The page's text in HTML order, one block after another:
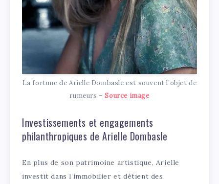
La fortune de Arielle Dombasle est souvent l’objet de
rumeurs –Source image
Investissements et engagements
philanthropiques de Arielle Dombasle
En plus de son patrimoine artistique, Arielle
investit dans l’immobilier et détient des